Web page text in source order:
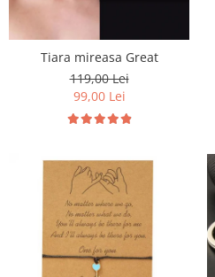
Tiara mireasa Great
119,00 Lei
99,00 Lei